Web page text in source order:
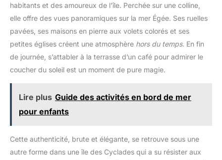
habitants et des amoureux de l’île. Perchée sur une colline,
elle offre des vues panoramiques sur la mer Égée. Ses ruelles
pavées, ses maisons en pierre aux volets colorés et ses
petites églises créent une atmosphère hors du temps. En fin
de journée, s’attabler à la terrasse d’un café pour admirer le
coucher du soleil est un moment de pure magie.
Lire plus Guide des activités en bord de mer
pour enfants
Cette authenticité, brute et élégante, se retrouve sous une
autre forme dans une île des Cyclades qui a su résister aux